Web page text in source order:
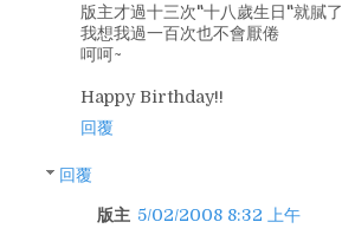
版主才過十三次"十八歲生日"就膩了
我想我過一百次也不會厭倦
呵呵~
Happy Birthday!!
回覆
回覆
版主 5/02/2008 8:32 上午